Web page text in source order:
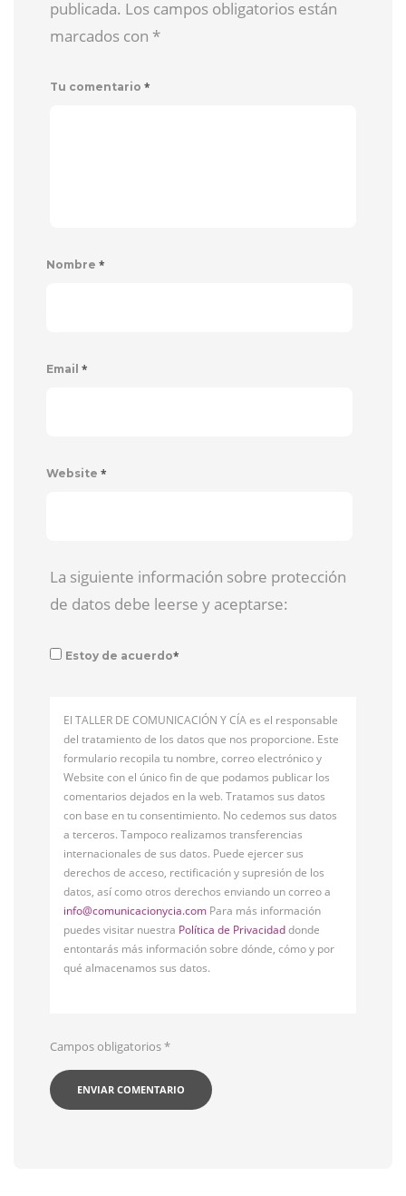
publicada. Los campos obligatorios están
marcados con *
Tu comentario *
Nombre *
Email *
Website *
La siguiente información sobre protección
de datos debe leerse y aceptarse:
Estoy de acuerdo*
El TALLER DE COMUNICACIÓN Y CÍA es el responsable
del tratamiento de los datos que nos proporcione. Este
formulario recopila tu nombre, correo electrónico y
Website con el único fin de que podamos publicar los
comentarios dejados en la web. Tratamos sus datos
con base en tu consentimiento. No cedemos sus datos
a terceros. Tampoco realizamos transferencias
internacionales de sus datos. Puede ejercer sus
derechos de acceso, rectificación y supresión de los
datos, así como otros derechos enviando un correo a
info@comunicacionycia.com Para más información
puedes visitar nuestra Política de Privacidaddonde
entontarás más información sobre dónde, cómo y por
qué almacenamos sus datos.
Campos obligatorios*